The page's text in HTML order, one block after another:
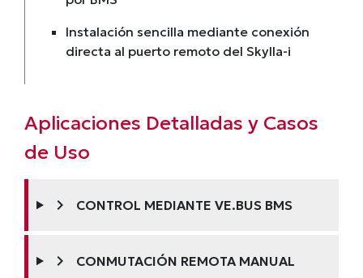
Instalación sencilla mediante conexión
directa al puerto remoto del Skylla-i
Aplicaciones Detalladas y Casos
de Uso
chevron_right CONTROL MEDIANTE VE.BUS BMS
chevron_right CONMUTACIÓN REMOTA MANUAL